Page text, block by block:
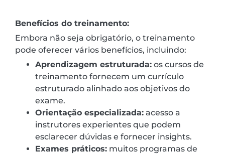
Benefícios do treinamento:
Embora não seja obrigatório, o treinamento
pode oferecer vários benefícios, incluindo:
Aprendizagem estruturada: os cursos de
treinamento fornecem um currículo
estruturado alinhado aos objetivos do
exame.
Orientação especializada: acesso a
instrutores experientes que podem
esclarecer dúvidas e fornecer insights.
Exames práticos: muitos programas de